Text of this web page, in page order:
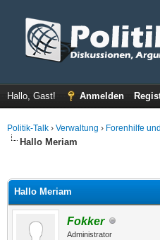
Hallo, Gast! Anmelden
Politik-Talk › Verwaltung › Forenhilfe
Hallo Meriam
Hallo Meriam
Fokker
Administrator